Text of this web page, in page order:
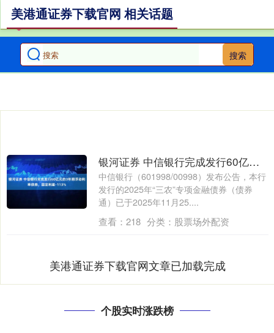
搜索
美港通证券下载官网 相关话题
银河证券 中信银行完成发行60亿元的3年期浮动利率债券，固定利差-113%
中信银行（601998/00998）发布公告，本行
发行的2025年“三农”专项金融债券（债券
通）已于2025年11月25....
查看： 218 分类： 股票场外配资
美港通证券下载官网文章已加载完成
个股实时涨跌榜